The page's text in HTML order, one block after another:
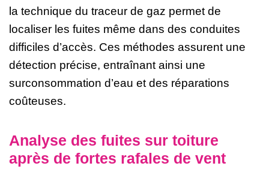
la technique du traceur de gaz permet de
localiser les fuites même dans des conduites
difficiles d’accès. Ces méthodes assurent une
détection précise, entraînant ainsi une
surconsommation d’eau et des réparations
coûteuses.
Analyse des fuites sur toiture
après de fortes rafales de vent